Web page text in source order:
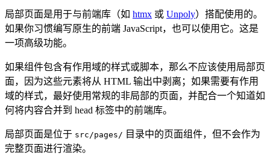
局部页面是用于与前端库（如 htmx 或 Unpoly）搭配使用的。
如果你习惯编写原生的前端 JavaScript，也可以使用它。这是
一项高级功能。
如果组件包含有作用域的样式或脚本，那么不应该使用局部页
面，因为这些元素将从 HTML 输出中剥离；如果需要有作用
域的样式，最好使用常规的非局部的页面，并配合一个知道如
何将内容合并到 head 标签中的前端库。
局部页面是位于 src/pages/ 目录中的页面组件，但不会作为
完整页面进行渲染。